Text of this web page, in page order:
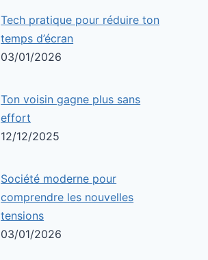
Tech pratique pour réduire ton
temps d’écran
03/01/2026
Ton voisin gagne plus sans
effort
12/12/2025
Société moderne pour
comprendre les nouvelles
tensions
03/01/2026